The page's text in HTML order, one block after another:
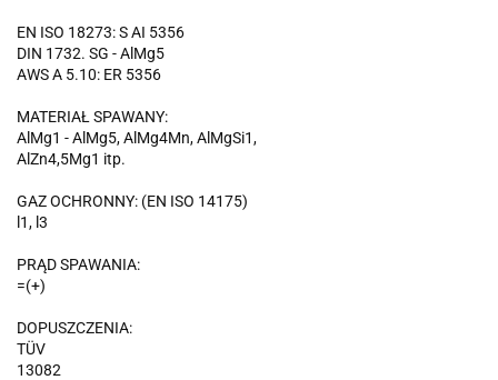
EN ISO 18273: S AI 5356
DIN 1732. SG - AlMg5
AWS A 5.10: ER 5356
MATERIAŁ SPAWANY:
AlMg1 - AlMg5, AlMg4Mn, AlMgSi1,
AlZn4,5Mg1 itp.
GAZ OCHRONNY: (EN ISO 14175)
l1, l3
PRĄD SPAWANIA:
=(+)
DOPUSZCZENIA:
TÜV
13082